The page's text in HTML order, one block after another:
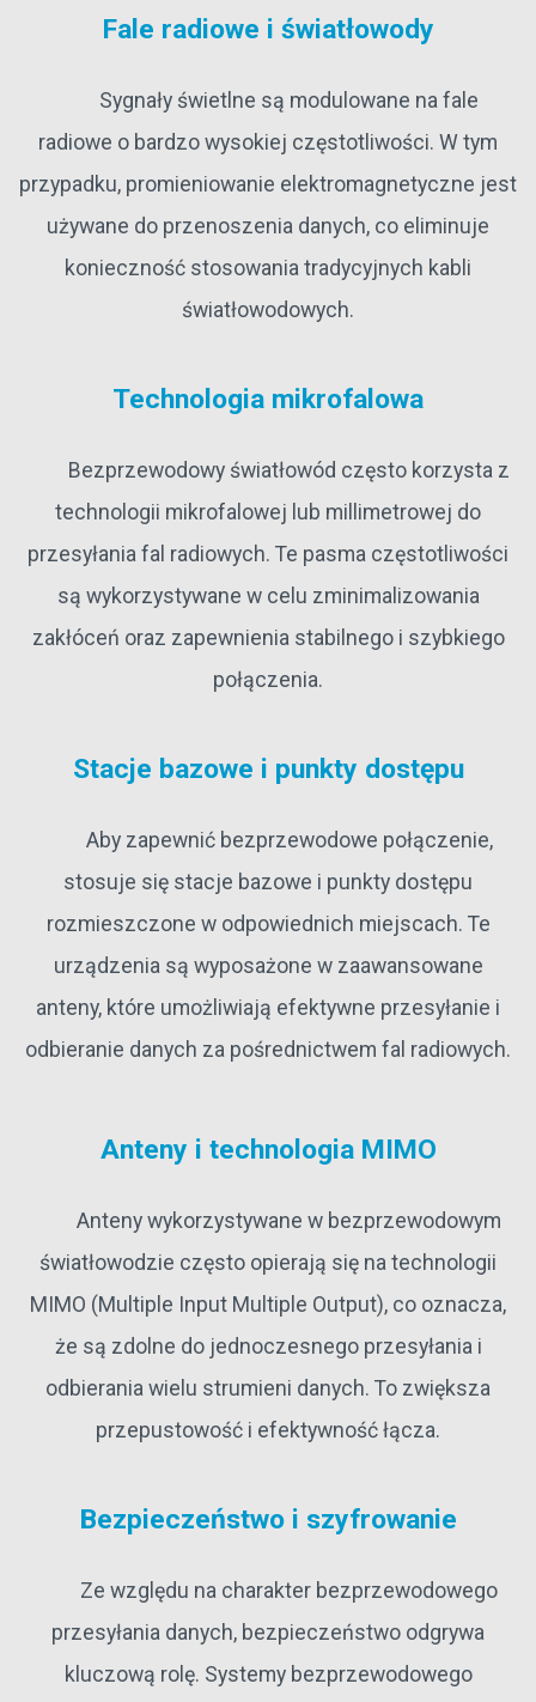
Fale radiowe i światłowody
Sygnały świetlne są modulowane na fale
radiowe o bardzo wysokiej częstotliwości. W tym
przypadku, promieniowanie elektromagnetyczne jest
używane do przenoszenia danych, co eliminuje
konieczność stosowania tradycyjnych kabli
światłowodowych.
Technologia mikrofalowa
Bezprzewodowy światłowód często korzysta z
technologii mikrofalowej lub millimetrowej do
przesyłania fal radiowych. Te pasma częstotliwości
są wykorzystywane w celu zminimalizowania
zakłóceń oraz zapewnienia stabilnego i szybkiego
połączenia.
Stacje bazowe i punkty dostępu
Aby zapewnić bezprzewodowe połączenie,
stosuje się stacje bazowe i punkty dostępu
rozmieszczone w odpowiednich miejscach. Te
urządzenia są wyposażone w zaawansowane
anteny, które umożliwiają efektywne przesyłanie i
odbieranie danych za pośrednictwem fal radiowych.
Anteny i technologia MIMO
Anteny wykorzystywane w bezprzewodowym
światłowodzie często opierają się na technologii
MIMO (Multiple Input Multiple Output), co oznacza,
że są zdolne do jednoczesnego przesyłania i
odbierania wielu strumieni danych. To zwiększa
przepustowość i efektywność łącza.
Bezpieczeństwo i szyfrowanie
Ze względu na charakter bezprzewodowego
przesyłania danych, bezpieczeństwo odgrywa
kluczową rolę. Systemy bezprzewodowego